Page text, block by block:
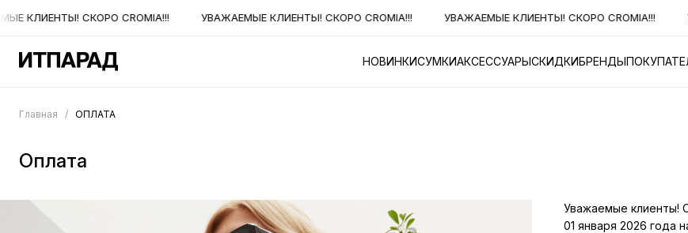
КЛИЕНТЫ! СКОРО CROMIA!!! УВАЖАЕМЫЕ КЛИЕНТЫ! СКОРО CROMIA!!! УВАЖАЕМЫЕ КЛИЕНТЫ! СКОРО CROMIA!!!
НОВИНКИСУМКИАКСЕССУАРЫСКИДКИБРЕНДЫ
Главная / ОПЛАТА
Оплата
Уважаемые клиенты!
01 января 2026 года